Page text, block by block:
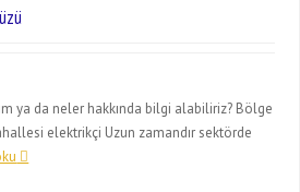
ya da neler hakkında bilgi alabiliriz? Bölge
elektrikçi Uzun zamandır sektörde